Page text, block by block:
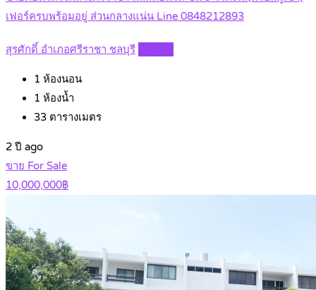
เฟอร์ครบพร้อมอยู่ ส่วนกลางแน่น Line 0848212893
สุรศักดิ์ อำเภอศรีราชา ชลบุรี
1 ห้องนอน
1 ห้องน้ำ
33 ตารางเมตร
2 ปี ago
ขาย For Sale
10,000,000฿